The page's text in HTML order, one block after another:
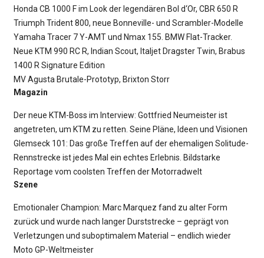
Honda CB 1000 F im Look der legendären Bol d‘Or, CBR 650 R
Triumph Trident 800, neue Bonneville- und Scrambler-Modelle
Yamaha Tracer 7 Y-AMT und Nmax 155. BMW Flat-Tracker.
Neue KTM 990 RC R, Indian Scout, Italjet Dragster Twin, Brabus
1400 R Signature Edition
MV Agusta Brutale-Prototyp, Brixton Storr
Magazin
Der neue KTM-Boss im Interview: Gottfried Neumeister ist
angetreten, um KTM zu retten. Seine Pläne, Ideen und Visionen
Glemseck 101: Das große Treffen auf der ehemaligen Solitude-
Rennstrecke ist jedes Mal ein echtes Erlebnis. Bildstarke
Reportage vom coolsten Treffen der Motorradwelt
Szene
Emotionaler Champion: Marc Marquez fand zu alter Form
zurück und wurde nach langer Durststrecke – geprägt von
Verletzungen und suboptimalem Material – endlich wieder
Moto GP-Weltmeister